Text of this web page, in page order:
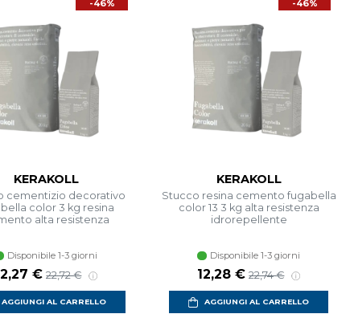
-46%
KERAKOLL
cementizio decorativo
color 3 kg resina
alta resistenza
Disponibile 1-3 giorni
€ 22,72 €
AGGIUNGI AL CARRELLO
-46%
KERAKOLL
Stucco resina cemento fugabella
color 13 3 kg alta resistenza
idrorepellente
Disponibile 1-3 giorni
12,28 € 22,74 €
AGGIUNGI AL CARRELLO